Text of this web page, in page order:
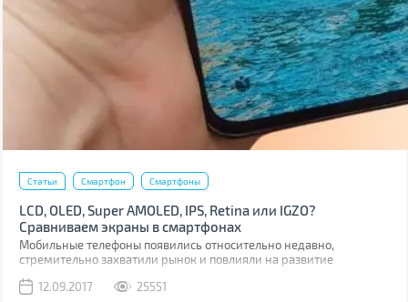
Статьи Смартфон Смартфоны
LCD, OLED, Super AMOLED, IPS, Retina или IGZO?
Сравниваем экраны в смартфонах
Мобильные телефоны появились относительно недавно,
стремительно захватили рынок и повлияли на развитие
12.09.2017
25551